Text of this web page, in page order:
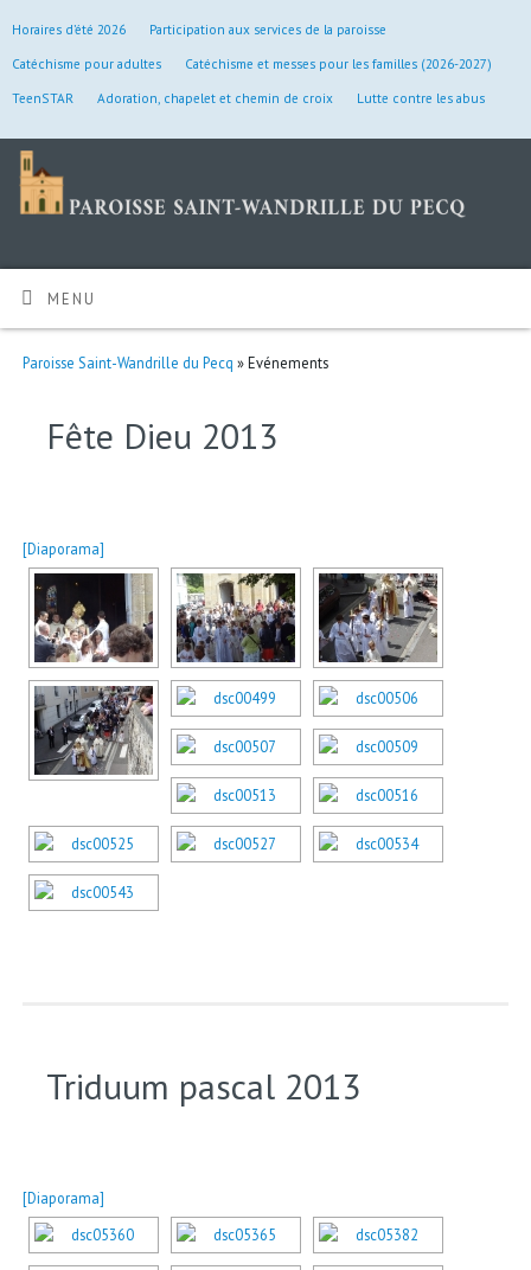
Horaires d’été 2026
Participation aux services de la paroisse
Catéchisme pour adultes
Catéchisme et messes pour les familles (2026-2027)
TeenSTAR
Adoration, chapelet et chemin de croix Lutte contre les abus
MENU
Paroisse Saint-Wandrille du Pecq » Evénements
Fête Dieu 2013
[Diaporama]
Triduum pascal 2013
[Diaporama]